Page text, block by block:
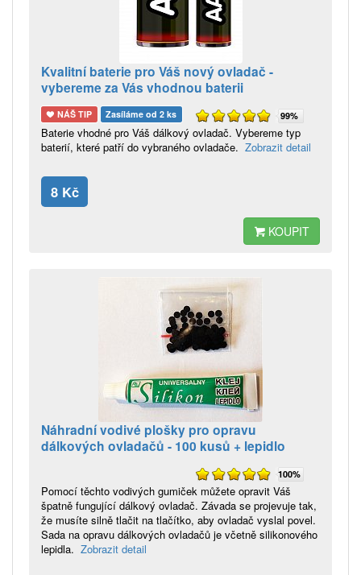
Kvalitní baterie pro Váš nový ovladač -
vybereme za Vás vhodnou baterii
NÁŠ TIP Zasíláme od 2 ks 99%
Baterie vhodné pro Váš dálkový ovladač. Vybereme typ
baterií, které patří do vybraného ovladače. Zobrazit detail
8 Kč
KOUPIT
Náhradní vodivé plošky pro opravu
dálkových ovladačů - 100 kusů + lepidlo
100%
Pomocí těchto vodivých gumiček můžete opravit Váš
špatně fungující dálkový ovladač. Závada se projevuje tak,
že musíte silně tlačit na tlačítko, aby ovladač vyslal povel.
Sada na opravu dálkových ovladačů je včetně silikonového
lepidla. Zobrazit detail